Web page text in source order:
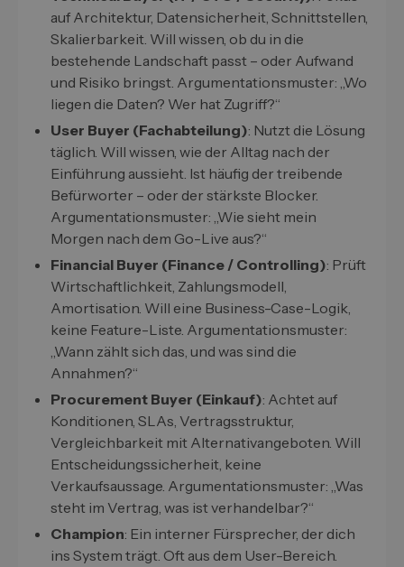
auf Architektur, Datensicherheit, Schnittstellen,
Skalierbarkeit. Will wissen, ob du in die
bestehende Landschaft passt – oder Aufwand
und Risiko bringst. Argumentationsmuster: „Wo
liegen die Daten? Wer hat Zugriff?“
User Buyer (Fachabteilung): Nutzt die Lösung
täglich. Will wissen, wie der Alltag nach der
Einführung aussieht. Ist häufig der treibende
Befürworter – oder der stärkste Blocker.
Argumentationsmuster: „Wie sieht mein
Morgen nach dem Go-Live aus?“
Financial Buyer (Finance / Controlling): Prüft
Wirtschaftlichkeit, Zahlungsmodell,
Amortisation. Will eine Business-Case-Logik,
keine Feature-Liste. Argumentationsmuster:
„Wann zählt sich das, und was sind die
Annahmen?“
Procurement Buyer (Einkauf): Achtet auf
Konditionen, SLAs, Vertragsstruktur,
Vergleichbarkeit mit Alternativangeboten. Will
Entscheidungssicherheit, keine
Verkaufsaussage. Argumentationsmuster: „Was
steht im Vertrag, was ist verhandelbar?“
Champion: Ein interner Fürsprecher, der dich
ins System trägt. Oft aus dem User-Bereich.